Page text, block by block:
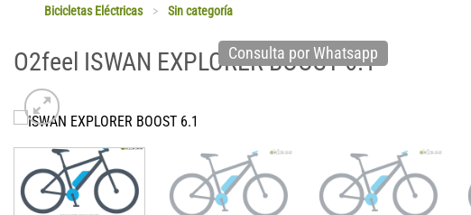
Bicicletas Eléctricas > Sin categoría
O2feel ISWAN EXPLORER BOOST 6.1
Consulta por Whatsapp